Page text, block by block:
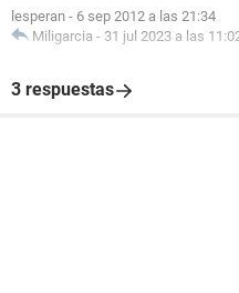
lesperan - 6 sep 2012 a las 21:34
Miligarcia - 31 jul 2023 a las
3 respuestas